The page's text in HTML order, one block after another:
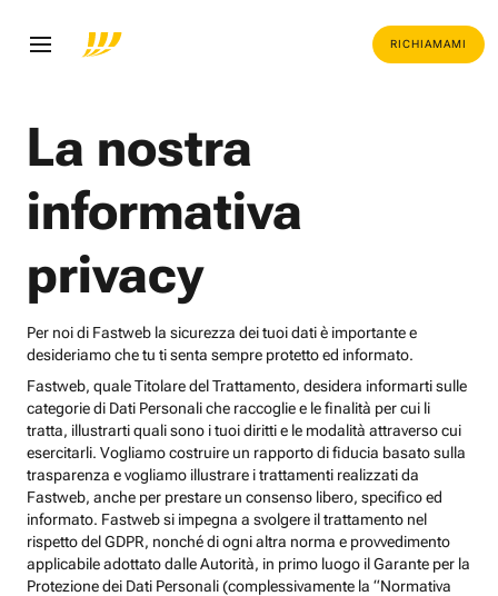
RICHIAMAMI
La nostra
informativa
privacy
Per noi di Fastweb la sicurezza dei tuoi dati è importante e
desideriamo che tu ti senta sempre protetto ed informato.
Fastweb, quale Titolare del Trattamento, desidera informarti sulle
categorie di Dati Personali che raccoglie e le finalità per cui li
tratta, illustrarti quali sono i tuoi diritti e le modalità attraverso cui
esercitarli. Vogliamo costruire un rapporto di fiducia basato sulla
trasparenza e vogliamo illustrare i trattamenti realizzati da
Fastweb, anche per prestare un consenso libero, specifico ed
informato. Fastweb si impegna a svolgere il trattamento nel
rispetto del GDPR, nonché di ogni altra norma e provvedimento
applicabile adottato dalle Autorità, in primo luogo il Garante per la
Protezione dei Dati Personali (complessivamente la “Normativa